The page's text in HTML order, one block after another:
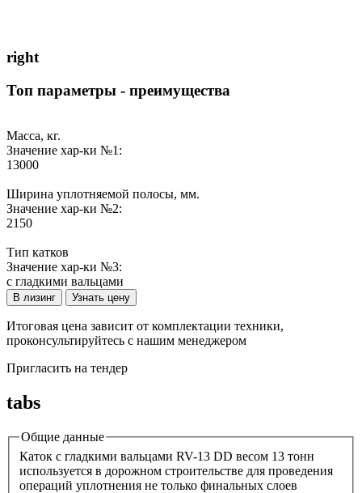
right
Топ параметры - преимущества
Масса, кг.
Значение хар-ки №1:
13000
Ширина уплотняемой полосы, мм.
Значение хар-ки №2:
2150
Тип катков
Значение хар-ки №3:
с гладкими вальцами
В лизинг Узнать цену
Итоговая цена зависит от комплектации техники,
проконсультируйтесь с нашим менеджером
Пригласить на тендер
tabs
Общие данные
Каток с гладкими вальцами RV-13 DD весом 13 тонн
используется в дорожном строительстве для проведения
операций уплотнения не только финальных слоев